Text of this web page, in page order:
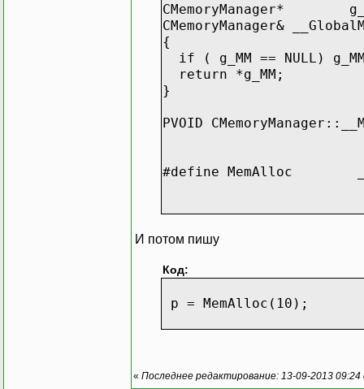
CMemoryManager*
CMemoryManager&
{
if ( g_MM == NULL)
return *g_MM;
}
PVOID
#define MemAlloc
И потом пишу
Код:
p = MemAlloc(10);
« Последнее редактирование: 13-09-2013 09:24